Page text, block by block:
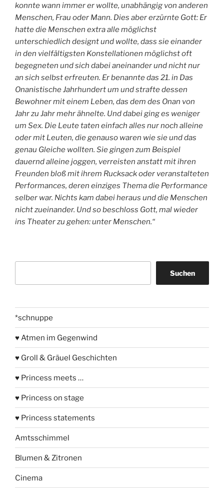
konnte wann immer er wollte, unabhängig von anderen
Menschen, Frau oder Mann. Dies aber erzürnte Gott: Er
hatte die Menschen extra alle möglichst
unterschiedlich designt und wollte, dass sie einander
in den vielfältigsten Konstellationen möglichst oft
begegneten und sich dabei aneinander und nicht nur
an sich selbst erfreuten. Er benannte das 21. in Das
Onanistische Jahrhundert um und strafte dessen
Bewohner mit einem Leben, das dem des Onan von
Jahr zu Jahr mehr ähnelte. Und dabei ging es weniger
um Sex. Die Leute taten einfach alles nur noch alleine
oder mit Leuten, die genauso waren wie sie und das
genau Gleiche wollten. Sie gingen zum Beispiel
dauernd alleine joggen, verreisten anstatt mit ihren
Freunden bloß mit ihrem Rucksack oder veranstalteten
Performances, deren einziges Thema die Performance
selber war. Nichts kam dabei heraus und die Menschen
nicht zueinander. Und so beschloss Gott, mal wieder
ins Theater zu gehen: unter Menschen.“
Suchen
*schnuppe
♥ Atmen im Gegenwind
♥ Groll & Gräuel Geschichten
♥ Princess meets …
♥ Princess on stage
♥ Princess statements
Amtsschimmel
Blumen & Zitronen
Cinema